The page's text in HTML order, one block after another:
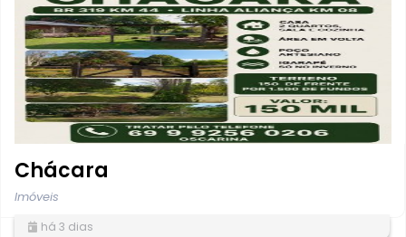
Chácara
Imóveis
há 3 dias